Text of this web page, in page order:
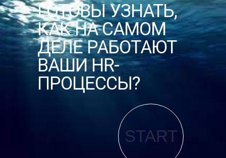
ГОТОВЫ УЗНАТЬ,
КАК НА САМОМ
ДЕЛЕ РАБОТАЮТ
ВАШИ HR-
ПРОЦЕССЫ?
START